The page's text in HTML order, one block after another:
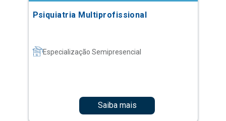
Psiquiatria Multiprofissional
Especialização Semipresencial
Saiba mais